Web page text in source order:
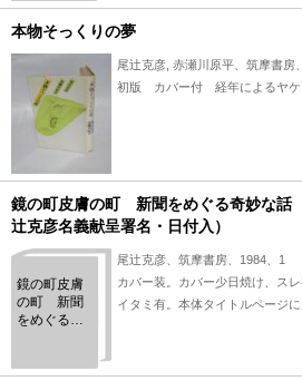
本物そっくりの夢
尾辻克彦, 赤瀬川原平、筑摩書房
初版 カバー付 経年によるヤケ
鏡の町皮膚の町 新聞をめぐる奇妙な
辻克彦名義献呈署名・日付入）
鏡の町皮膚
の町 新聞
をめぐる奇
版） （尾
尾辻克彦、筑摩書房、1984、1
カバー装。カバー少日焼け、ス
イタミ有。本体タイトルページ
入。本体天経年ジミ、小口・地